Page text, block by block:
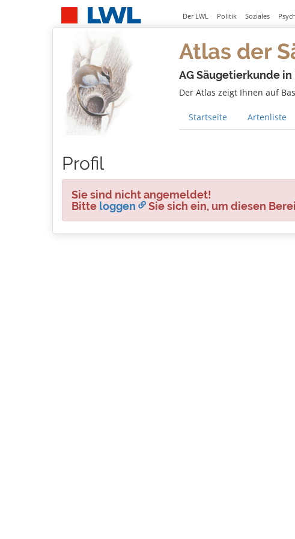
Der LWL Politik Soziales
Atlas der
AG Säugetierkunde in
Der Atlas zeigt Ihnen auf
Startseite Artenliste
Profil
Sie sind nicht angemeldet!
Bitte loggen Sie sich ein, um diesen